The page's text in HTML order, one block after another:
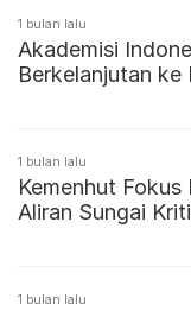
1 bulan lalu
Akademisi
Berkelanjutan ke
1 bulan lalu
Kemenhut
Aliran Sungai
1 bulan lalu